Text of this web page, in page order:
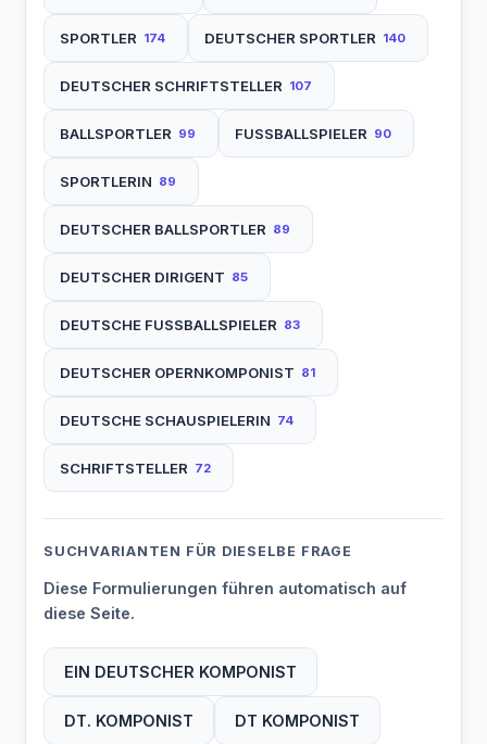
SPORTLER 174 DEUTSCHER SPORTLER 140
DEUTSCHER SCHRIFTSTELLER 107
BALLSPORTLER 99 FUSSBALLSPIELER 90
SPORTLERIN 89
DEUTSCHER BALLSPORTLER 89
DEUTSCHER DIRIGENT 85
DEUTSCHE FUSSBALLSPIELER 83
DEUTSCHER OPERNKOMPONIST 81
DEUTSCHE SCHAUSPIELERIN 74
SCHRIFTSTELLER 72
SUCHVARIANTEN FÜR DIESELBE FRAGE
Diese Formulierungen führen automatisch auf
diese Seite.
EIN DEUTSCHER KOMPONIST
DT. KOMPONIST DT KOMPONIST